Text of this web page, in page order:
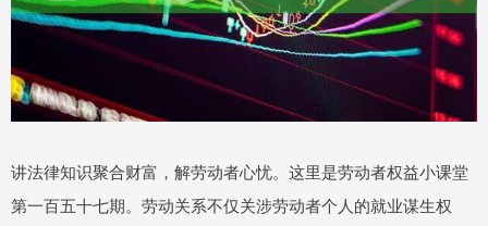
讲法律知识聚合财富，解劳动者心忧。这里是劳动者权益小课堂
第一百五十七期。劳动关系不仅关涉劳动者个人的就业谋生权